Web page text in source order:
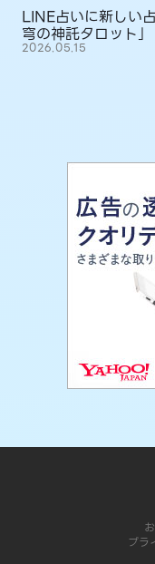
LINE占いに新しい
穹の神託タロット」
2026.05.15
プラ